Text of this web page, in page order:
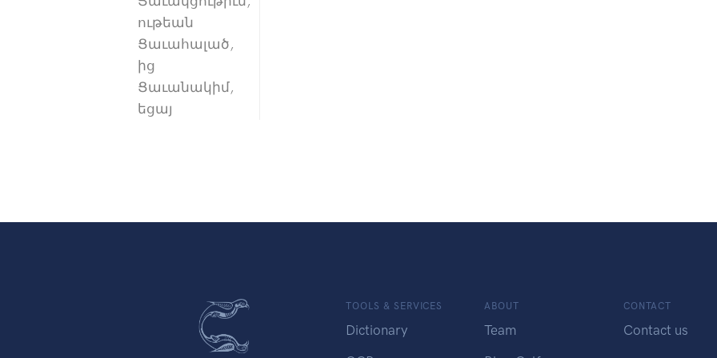
ութեան
Ցաւահալած,
ից
Ցաւանակիմ,
եցայ
TOOLS & SERVICES
Dictionary
ABOUT
Team
CONTACT
Contact us